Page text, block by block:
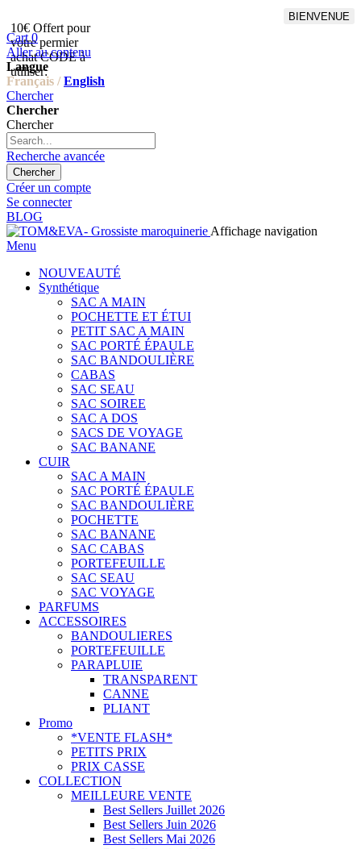
10€ Offert pour
votre permier
achat CODE à
utiliser:
BIENVENUE
Cart 0
Aller au contenu
Langue
Français / English
Chercher
Chercher
Chercher
Recherche avancée
Chercher
Créer un compte
Se connecter
BLOG
Affichage navigation
Menu
NOUVEAUTÉ
Synthétique
SAC A MAIN
POCHETTE ET ÉTUI
PETIT SAC A MAIN
SAC PORTÉ ÉPAULE
SAC BANDOULIÈRE
CABAS
SAC SEAU
SAC SOIREE
SAC A DOS
SACS DE VOYAGE
SAC BANANE
CUIR
SAC A MAIN
SAC PORTÉ ÉPAULE
SAC BANDOULIÈRE
POCHETTE
SAC BANANE
SAC CABAS
PORTEFEUILLE
SAC SEAU
SAC VOYAGE
PARFUMS
ACCESSOIRES
BANDOULIERES
PORTEFEUILLE
PARAPLUIE
TRANSPARENT
CANNE
PLIANT
Promo
*VENTE FLASH*
PETITS PRIX
PRIX CASSE
COLLECTION
MEILLEURE VENTE
Best Sellers Juillet 2026
Best Sellers Juin 2026
Best Sellers Mai 2026